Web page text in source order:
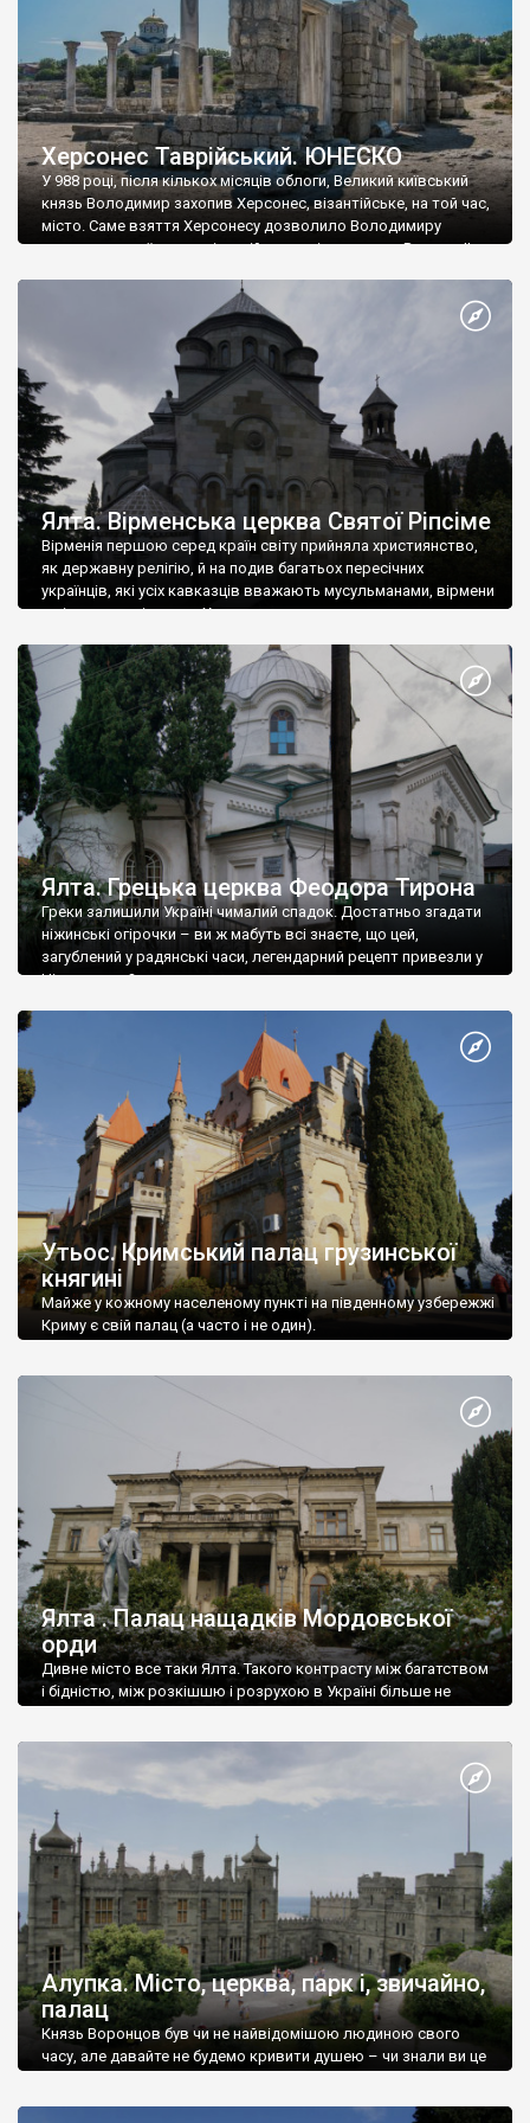
Херсонес Таврійський. ЮНЕСКО
У 988 році, після кількох місяців облоги, Великий київський
князь Володимир захопив Херсонес, візантійське, на той час,
місто. Саме взяття Херсонесу дозволило Володимиру
диктувати свої умови візантійському імператору Василю ІІ, та
Херсонесі Володимир-язичник, став Василем-християнином.
А потім було Хрещення Русі. На честь Херсонесу Таврійського
Ялта. Вірменська церква Святої Ріпсіме
Вірменія першою серед країн світу прийняла християнство,
як державну релігію, й на подив багатьох пересічних
українців, які усіх кавказців вважають мусульманами, вірмени
є відданими вірянами Христа
Ялта. Грецька церква Феодора Тирона
Греки залишили Україні чималий спадок. Достатньо згадати
ніжинські огірочки – ви ж мабуть всі знаєте, що цей,
загублений у радянські часи, легендарний рецепт привезли у
Ніжин греки?
Утьос. Кримський палац грузинської
княгині
Майже у кожному населеному пункті на південному узбережжі
Криму є свій палац (а часто і не один).
Ялта . Палац нащадків Мордовської
орди
Дивне місто все таки Ялта. Такого контрасту між багатством
і бідністю, між розкішшю і розрухою в Україні більше не
Алупка. Місто, церква, парк і, звичайно,
палац
Князь Воронцов був чи не найвідомішою людиною свого
часу, але давайте не будемо кривити душею – чи знали ви це